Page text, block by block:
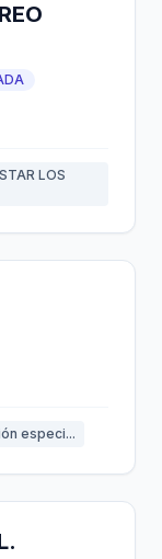
LOS
especi...